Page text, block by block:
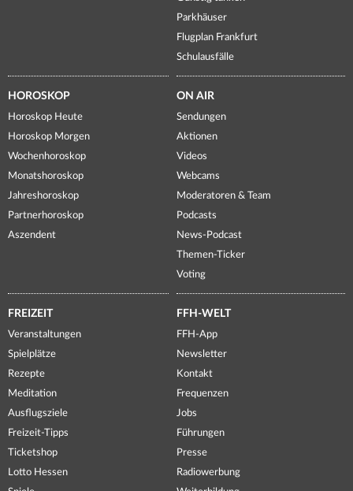
Parkhäuser
Flugplan Frankfurt
Schulausfälle
HOROSKOP
Horoskop Heute
Horoskop Morgen
Wochenhoroskop
Monatshoroskop
Jahreshoroskop
Partnerhoroskop
Aszendent
ON AIR
Sendungen
Aktionen
Videos
Webcams
Moderatoren & Team
Podcasts
News-Podcast
Themen-Ticker
Voting
FREIZEIT
Veranstaltungen
Spielplätze
Rezepte
Meditation
Ausflugsziele
Freizeit-Tipps
Ticketshop
Lotto Hessen
FFH-WELT
FFH-App
Newsletter
Kontakt
Frequenzen
Jobs
Führungen
Presse
Radiowerbung